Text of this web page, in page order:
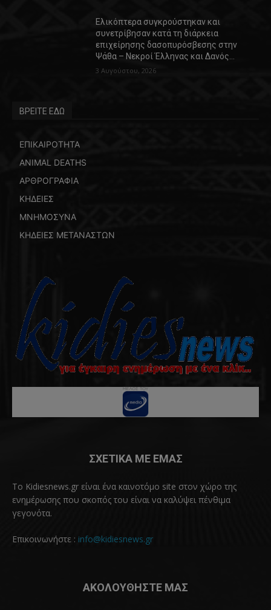
Ελικόπτερα συγκρούστηκαν και
συνετρίβησαν κατά τη διάρκεια
επιχείρησης δασοπυρόσβεσης στην
Ψάθα – Νεκροί Έλληνας και Δανός…
3 Αυγούστου, 2026
ΒΡΕΙΤΕ ΕΔΩ
ΕΠΙΚΑΙΡΟΤΗΤΑ
ANIMAL DEATHS
ΑΡΘΡΟΓΡΑΦΙΑ
ΚΗΔΕΙΕΣ
ΜΝΗΜΟΣΥΝΑ
ΚΗΔΕΙΕΣ ΜΕΤΑΝΑΣΤΩΝ
ΣΧΕΤΙΚΑ ΜΕ ΕΜΑΣ
Το Kidiesnews.gr είναι ένα καινοτόμο site στον χώρο της
ενημέρωσης που σκοπός του είναι να καλύψει πένθιμα
γεγονότα.
Επικοινωνήστε : info@kidiesnews.gr
ΑΚΟΛΟΥΘΗΣΤΕ ΜΑΣ